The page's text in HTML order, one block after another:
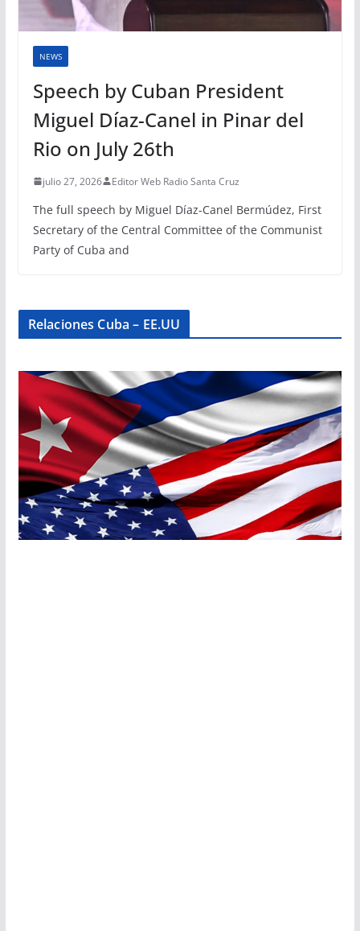
NEWS
Speech by Cuban President
Miguel Díaz-Canel in Pinar del
Rio on July 26th
julio 27, 2026 Editor Web Radio Santa Cruz
The full speech by Miguel Díaz-Canel Bermúdez, First
Secretary of the Central Committee of the Communist
Party of Cuba and
Relaciones Cuba – EE.UU